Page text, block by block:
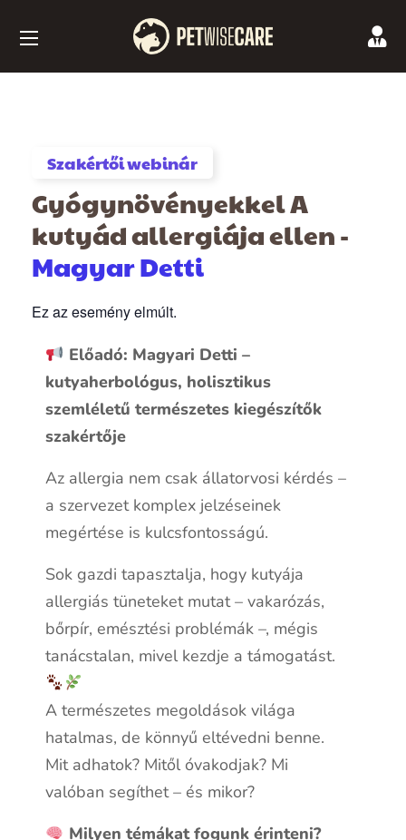
Szakértői webinár
Gyógynövényekkel A
kutyád allergiája ellen -
Magyar Detti
Ez az esemény elmúlt.
Előadó: Magyari Detti –
kutyaherbológus, holisztikus
szemléletű természetes kiegészítők
szakértője
Az allergia nem csak állatorvosi kérdés –
a szervezet komplex jelzéseinek
megértése is kulcsfontosságú.
Sok gazdi tapasztalja, hogy kutyája
allergiás tüneteket mutat – vakarózás,
bőrpír, emésztési problémák –, mégis
tanácstalan, mivel kezdje a támogatást.
A természetes megoldások világa
hatalmas, de könnyű eltévedni benne.
Mit adhatok? Mitől óvakodjak? Mi
valóban segíthet – és mikor?
Milyen témákat fogunk érinteni?